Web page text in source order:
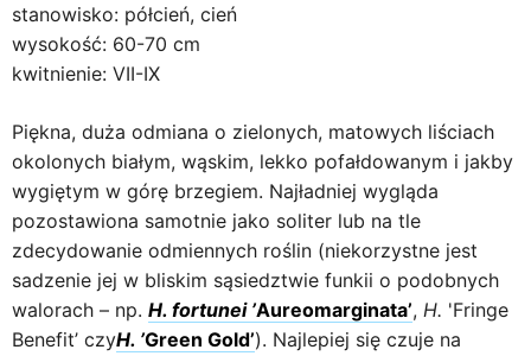
stanowisko: półcień, cień
wysokość: 60-70 cm
kwitnienie: VII-IX
Piękna, duża odmiana o zielonych, matowych liściach
okolonych białym, wąskim, lekko pofałdowanym i jakby
wygiętym w górę brzegiem. Najładniej wygląda
pozostawiona samotnie jako soliter lub na tle
zdecydowanie odmiennych roślin (niekorzystne jest
sadzenie jej w bliskim sąsiedztwie funkii o podobnych
walorach – np. H. fortunei ’Aureomarginata’, H. 'Fringe
Benefit’ czyH. ’Green Gold’). Najlepiej się czuje na